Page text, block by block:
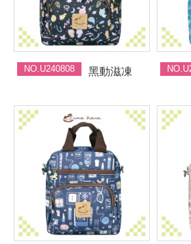
NO.U240808 黑動滋凍